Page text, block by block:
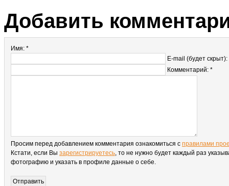
Добавить
Имя: *
E-mail (будет скрыт):
Комментарий: *
Просим перед добавлением комментария ознакомиться с правилами
Кстати, если Вы зарегистрируетесь, то не нужно будет каждый раз
фотографию и указать в профиле данные о себе.